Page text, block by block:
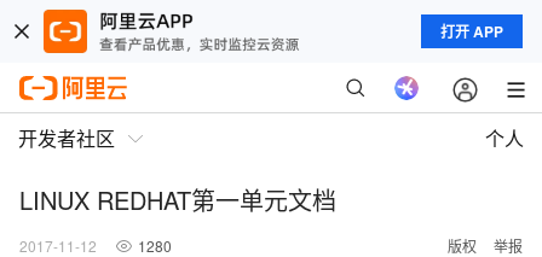
打开 APP
开发者社区 个人
LINUX REDHAT第一单元文档
2017-11-12 1280 版权 举报